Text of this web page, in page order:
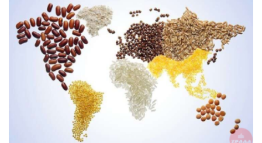
Евгений
Алексеевич»